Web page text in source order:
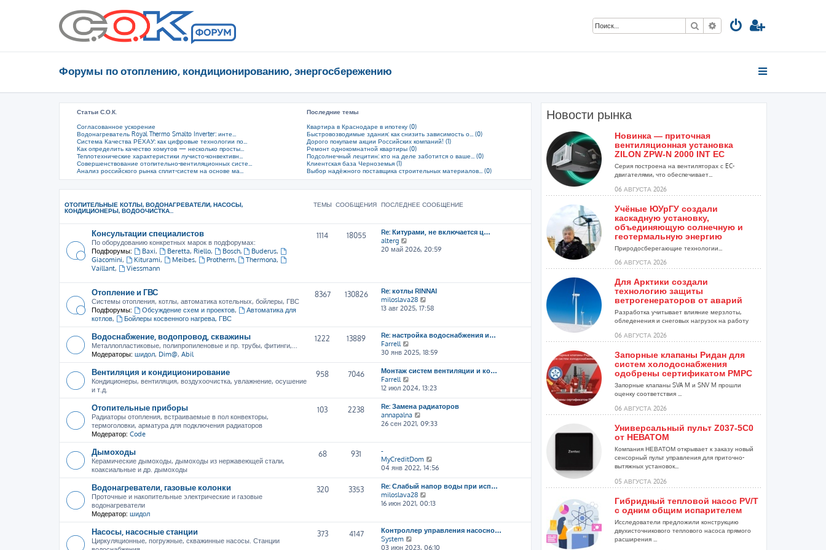
Поиск Расширенный поиск
Форумы по отоплению, кондиционированию, энергосбережению
Статьи С.О.К.
Согласованное ускорение
Водонагреватель Royal Thermo Smalto Inverter: инте...
Система Качества РЕХАУ: как цифровые технологии по...
Как определить качество хомутов — несколько просты...
Теплотехнические характеристики лучисто-конвективн...
Совершенствование отопительно-вентиляционных систе...
Анализ российского рынка сплит-систем на основе ма...
Последние темы
Квартира в Краснодаре в ипотеку (0)
Быстровозводимые здания: как снизить зависимость о... (0)
Дорого покупаем акции Российских компаний! (1)
Ремонт однокомнатной квартиры (0)
Подсолнечный лецитин: кто на деле заботится о ваше... (0)
Клиентская база Черноземья (1)
Выбор надёжного поставщика строительных материалов... (0)
ОТОПИТЕЛЬНЫЕ КОТЛЫ, ВОДОНАГРЕВАТЕЛИ, НАСОСЫ,
КОНДИЦИОНЕРЫ, ВОДООЧИСТКА...
ТЕМЫ СООБЩЕНИЯ ПОСЛЕДНЕЕ СООБЩЕНИЕ
Консультации специалистов
По оборудованию конкретных марок в подфорумах:
Подфорумы:
Baxi, Beretta, Riello, Bosch, Buderus,
Giacomini, Kiturami, Meibes, Protherm, Thermona,
Vaillant, Viessmann
1114 18055
Re: Китурами, не включается ц…
alterg
е
т
и
к
п
с
л
е
д
н
е
м
у
о
о
б
и
ю
20 май 2026, 20:59
Отопление и ГВС
Системы отопления, котлы, автоматика котельных, бойлеры, ГВС
Подфорумы:
Обсуждение схем и проектов,
Автоматика для
котлов, Бойлеры косвенного нагрева, ГВС
8367 130826
Re: котлы RINNAI
miloslava28
е
е
й
и
п
с
д
н
е
у
о
о
б
щ
н
ю
13 авг 2025, 17:58
Водоснабжение, водопровод, скважины
Металлопластиковые, полипропиленовые и пр. трубы, фитинги,...
Модераторы: шидол, Dim@, Abil
1222 13889
Re: настройка водоснабжения и…
Farrell
е
р
е
т
к
п
о
д
н
е
м
у
с
о
б
щ
е
30 янв 2025, 18:59
Вентиляция и кондиционирование
Кондиционеры, вентиляция, воздухоочистка, увлажнение, осушение
и т.д.
958 7046
Монтаж систем вентиляции и ко…
Farrell
е
р
е
й
т
о
с
д
н
е
у
с
о
12 июл 2024, 13:23
Отопительные приборы
Радиаторы отопления, встраиваемые в пол конвекторы,
термоголовки, арматура для подключения радиаторов
Модератор: Code
103 2238
Re: Замена радиаторов
annapalna
е
е
т
и
п
о
с
н
е
26 сен 2021, 09:33
Дымоходы
Керамические дымоходы, дымоходы из нержавеющей стали,
коаксиальные и др. дымоходы
68 931
-
MyCreditDom
е
р
е
т
п
о
с
04 янв 2022, 14:56
Водонагреватели, газовые колонки
Проточные и накопительные электрические и газовые
водонагреватели
Модератор: шидол
320 3353
Re: Слабый напор воды при исп…
miloslava28
е
е
й
и
16 июн 2021, 00:13
Насосы, насосные станции
Циркуляционные, погружные, скважинные насосы. Станции
373 4147
Контроллер управления насосно…
System
е
03 июн 2023, 06:10
Новости рынка
Новинка — приточная
вентиляционная установка
ZILON ZPW-N 2000 INT EC
Серия построена на вентиляторах с EC-
двигателями, что обеспечивает...
06 АВГУСТА 2026
Учёные ЮУрГУ создали
каскадную установку,
объединяющую солнечную и
геотермальную энергию
Природосберегающие технологии...
06 АВГУСТА 2026
Для Арктики создали
технологию защиты
ветрогенераторов от аварий
Разработка учитывает влияние мерзлоты,
обледенения и снеговых нагрузок на работу
06 АВГУСТА 2026
Запорные клапаны Ридан для
систем холодоснабжения
одобрены сертификатом РМРС
Запорные клапаны SVA M и SNV M прошли
оценку соответствия ...
06 АВГУСТА 2026
Универсальный пульт Z037-5C0
от НЕВАТОМ
Компания НЕВАТОМ открывает к заказу новый
сенсорный пульт управления для приточно-
вытяжных установок...
05 АВГУСТА 2026
Гибридный тепловой насос PV/T
с одним общим испарителем
Исследователи предложили конструкцию
двухисточникового теплового насоса прямого
расширения ...